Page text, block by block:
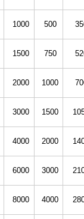
1000 500
1500 750
2000 1000
3000 1500
4000 2000
6000 3000
8000 4000